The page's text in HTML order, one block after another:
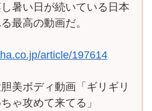
暑い日が続いている日本
最高の動画だ。
article/197614
美ボディ動画「ギリギリ
ゃ攻めて来てる」